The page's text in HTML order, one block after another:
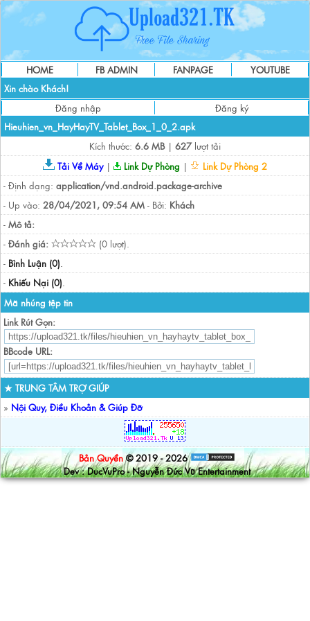
HOME FB ADMIN FANPAGE
YOUTUBE
Xin chào Khách!
Đăng nhập
Đăng ký
Hieuhien_vn_HayHayTV_Tablet_Box_1_0_2.apk
Kích thước: 6.6 MB| 627lượt tải
Tải Về Máy| Link Dự Phòng |
Link Dự Phòng 2
- Định dạng: application/vnd.android.package-archive
- Up vào: 28/04/2021, 09:54 AM - Bởi: Khách
- Mô tả:
- Đánh giá:
(0 lượt).
- Bình Luận (0).
- Khiếu Nại (0).
Mã nhúng tệp tin
Link Rút Gọn:
BBcode URL:
★ TRUNG TÂM TRỢ GIÚP
» Nội Quy, Điều Khoản & Giúp Đỡ
Bản Quyền © 2019 - 2026
Dev : DucVuPro - Nguyễn Đức Vũ Entertainment